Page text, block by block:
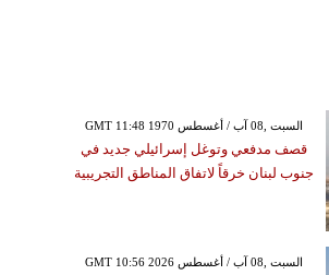
GMT 11:48 1970 السبت ,08 آب / أغسطس
قصف مدفعي وتوغل إسرائيلي جديد في
جنوب لبنان خرقاً لاتفاق المناطق التجريبية
GMT 10:56 2026 السبت ,08 آب / أغسطس